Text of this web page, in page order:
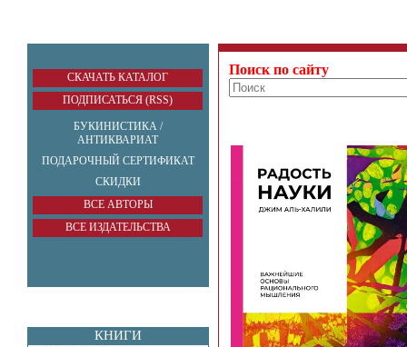
СКАЧАТЬ КАТАЛОГ
ПОДПИСАТЬСЯ (RSS)
БУКИНИСТИКА /
АНТИКВАРИАТ
ПОДАРОЧНЫЙ СЕРТИФИКАТ
СКИДКИ
ВСЕ АВТОРЫ
ВСЕ ИЗДАТЕЛЬСТВА
КНИГИ
Поиск по сайту